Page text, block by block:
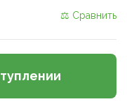
⚖ Сравнить